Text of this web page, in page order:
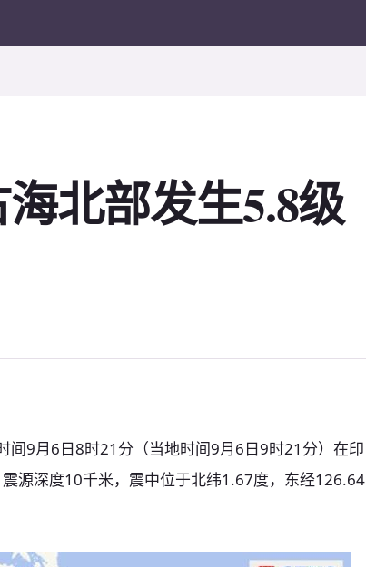
北部发生5.8级
间9月6日8时21分（当地时间9月6日9时21分）在印
源深度10千米，震中位于北纬1.67度，东经126.64